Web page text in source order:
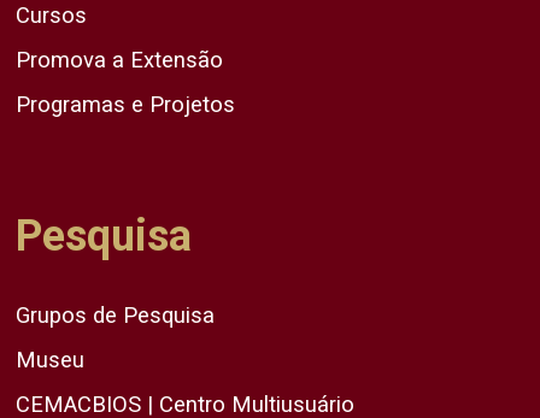
Cursos
Promova a Extensão
Programas e Projetos
Pesquisa
Grupos de Pesquisa
Museu
CEMACBIOS | Centro Multiusuário